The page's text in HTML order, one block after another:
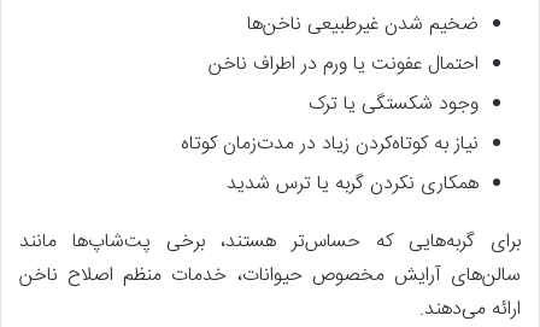
ضخیم شدن غیرطبیعی ناخن‌ها
احتمال عفونت یا ورم در اطراف ناخن
وجود شکستگی یا ترک
نیاز به کوتاه‌کردن زیاد در مدت‌زمان کوتاه
همکاری نکردن گربه یا ترس شدید
برای گربه‌هایی که حساس‌تر هستند، برخی پت‌شاپ‌ها مانند
سالن‌های آرایش مخصوص حیوانات، خدمات منظم اصلاح ناخن
ارائه می‌دهند.